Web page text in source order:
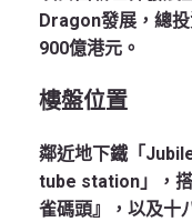
Dragon發展，總
900億港元。
樓盤位置
鄰近地下鐵「
tube station」，
雀碼頭』，以及十